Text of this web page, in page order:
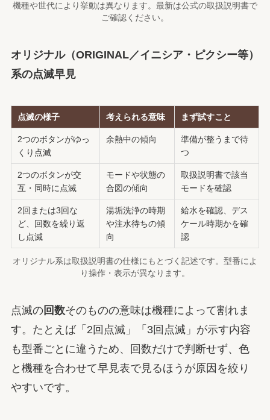
機種や世代により挙動は異なります。最新は公式の取扱説明書で
ご確認ください。
オリジナル（ORIGINAL／イニシア・ピクシー等）
系の点滅早見
点滅の様子 考えられる意味 まず試すこと
2つのボタンがゆっ
くり点滅
余熱中の傾向
準備が整うまで待
つ
2つのボタンが交
互・同時に点滅
モードや状態の
合図の傾向
取扱説明書で該当
モードを確認
2回または3回な
ど、回数を繰り返
し点滅
湯垢洗浄の時期
や注水待ちの傾
向
給水を確認、デス
ケール時期かを確
認
オリジナル系は取扱説明書の仕様にもとづく記述です。型番によ
り操作・表示が異なります。
点滅の回数そのものの意味は機種によって割れま
す。たとえば「2回点滅」「3回点滅」が示す内容
も型番ごとに違うため、回数だけで判断せず、色
と機種を合わせて早見表で見るほうが原因を絞り
やすいです。